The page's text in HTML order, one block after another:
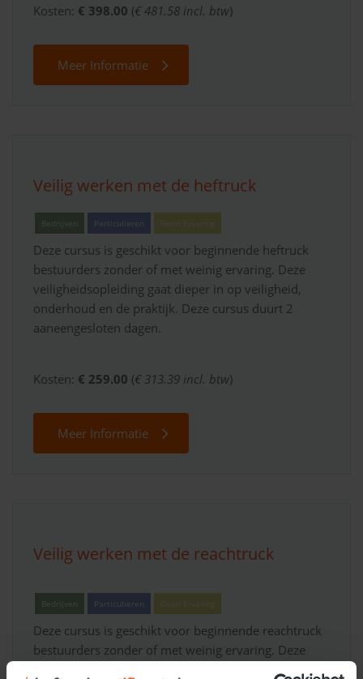
Kosten: € 398.00 (€ 481.58 incl. btw)
Meer Informatie
Veilig werken met de heftruck
Bedrijven Particulieren Geen Ervaring
Deze cursus is geschikt voor beginnende heftruck
bestuurders zonder of met weinig ervaring. Deze
veiligheidsopleiding gaat dieper in op veiligheid,
onderhoud en de praktijk. Deze cursus duurt 2
aaneengesloten dagen.
Kosten: € 259.00 (€ 313.39 incl. btw)
Meer Informatie
Veilig werken met de reachtruck
Bedrijven Particulieren Geen Ervaring
Deze cursus is geschikt voor beginnende reachtruck
bestuurders zonder of met weinig ervaring. Deze